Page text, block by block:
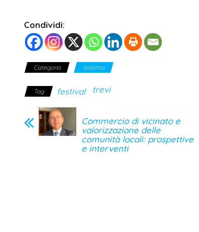
Condividi:
Categoria Salento
Tag festival trevi
Commercio di vicinato e
valorizzazione delle
comunità locali: prospettive
e interventi